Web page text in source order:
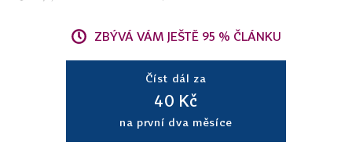
ZBÝVÁ VÁM JEŠTĚ 95 % ČLÁNKU
Číst dál za
40 Kč
na první dva měsíce